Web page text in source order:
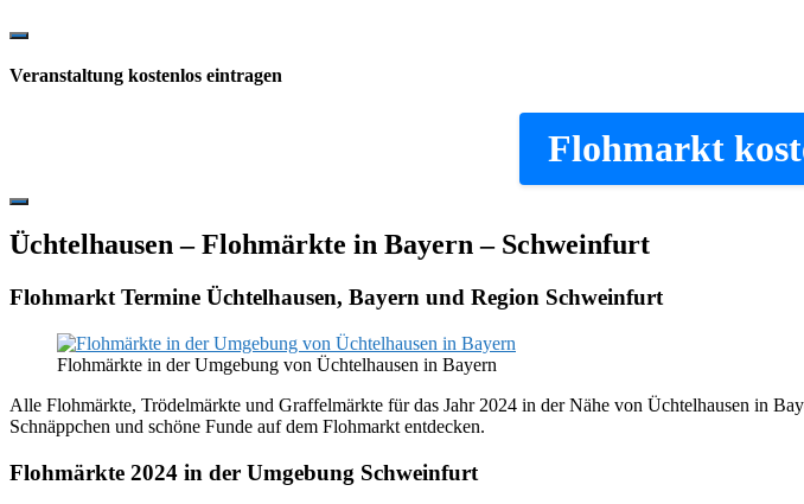
Show
Content
Veranstaltung kostenlos eintragen
Flohmarkt
Hide
Offscreen
Content
Üchtelhausen – Flohmärkte in Bayern – Schweinfurt
Flohmarkt Termine Üchtelhausen, Bayern und Region Schweinfurt
Flohmärkte in der Umgebung von Üchtelhausen in Bayern
Alle Flohmärkte, Trödelmärkte und Graffelmärkte für das Jahr 2024 in der Nähe von Üchtelhausen in
Schnäppchen und schöne Funde auf dem Flohmarkt entdecken.
Flohmärkte 2024 in der Umgebung Schweinfurt